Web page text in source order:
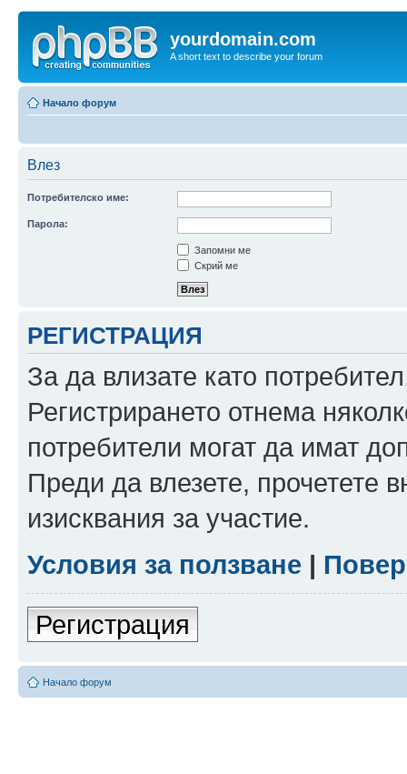
yourdomain.com
A short text to describe your forum
Начало форум
Влез
Потребителско име:
Парола:
Запомни ме
Скрий ме
РЕГИСТРАЦИЯ
За да влизате като
Регистрирането отнема
потребители могат да имат
Преди да влезете, прочетете
изисквания за участие.
Условия за ползване |
Регистрация
Начало форум